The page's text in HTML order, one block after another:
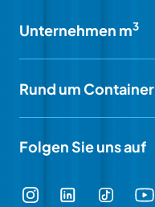
Unternehmen m3
Rund um Container
Folgen Sie uns auf